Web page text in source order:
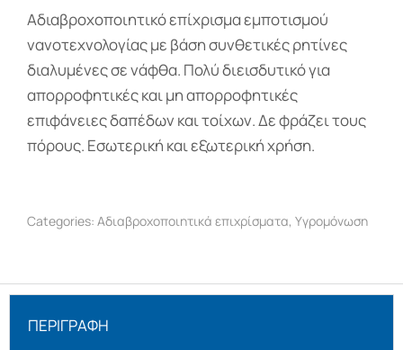
Αδιαβροχοποιητικό επίχρισμα εμποτισμού
νανοτεχνολογίας με βάση συνθετικές ρητίνες
διαλυμένες σε νάφθα. Πολύ διεισδυτικό για
απορροφητικές και μη απορροφητικές
επιφάνειες δαπέδων και τοίχων. Δε φράζει τους
πόρους. Εσωτερική και εξωτερική χρήση.
Categories: Αδιαβροχοποιητικά επιχρίσματα, Υγρομόνωση
ΠΕΡΙΓΡΑΦΉ